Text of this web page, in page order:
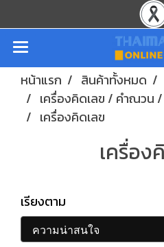
หน้าแรก สินค้าทั้งหมด
เครื่องคิดเลข / คำณวน
เครื่องคิดเลข
เครื่อง
เรียงตาม